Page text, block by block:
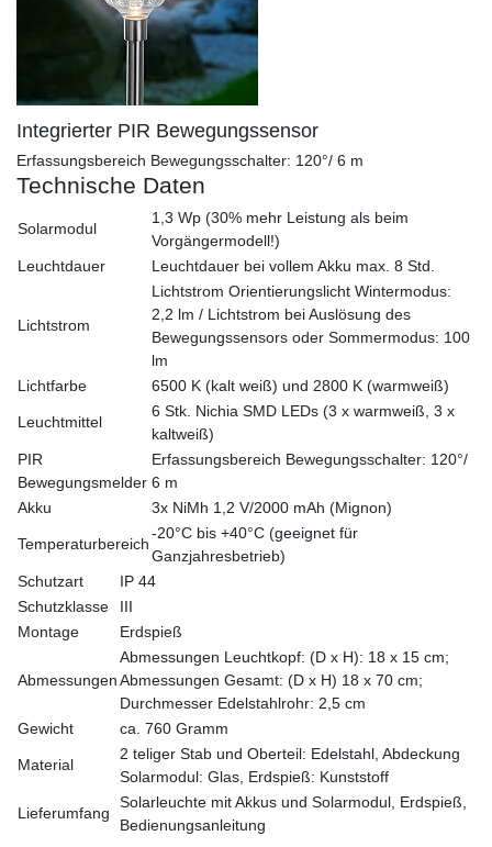
Integrierter PIR Bewegungssensor
Erfassungsbereich Bewegungsschalter: 120°/ 6 m
Technische Daten
Solarmodul
1,3 Wp (30% mehr Leistung als beim
Vorgängermodell!)
Leuchtdauer
Leuchtdauer bei vollem Akku max. 8 Std.
Lichtstrom
Lichtstrom Orientierungslicht Wintermodus:
2,2 lm / Lichtstrom bei Auslösung des
Bewegungssensors oder Sommermodus: 100
lm
Lichtfarbe
6500 K (kalt weiß) und 2800 K (warmweiß)
Leuchtmittel
6 Stk. Nichia SMD LEDs (3 x warmweiß, 3 x
kaltweiß)
PIR
Bewegungsmelder
Erfassungsbereich Bewegungsschalter: 120°/
6 m
Akku
3x NiMh 1,2 V/2000 mAh (Mignon)
Temperaturbereich
-20°C bis +40°C (geeignet für
Ganzjahresbetrieb)
Schutzart
IP 44
Schutzklasse
III
Montage
Erdspieß
Abmessungen
Abmessungen Leuchtkopf: (D x H): 18 x 15 cm;
Abmessungen Gesamt: (D x H) 18 x 70 cm;
Durchmesser Edelstahlrohr: 2,5 cm
Gewicht
ca. 760 Gramm
Material
2 teliger Stab und Oberteil: Edelstahl, Abdeckung
Solarmodul: Glas, Erdspieß: Kunststoff
Lieferumfang
Solarleuchte mit Akkus und Solarmodul, Erdspieß,
Bedienungsanleitung